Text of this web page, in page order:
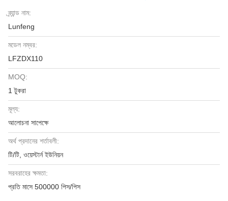
ব্র্যান্ড নাম:
Lunfeng
মডেল নম্বর:
LFZDX110
MOQ:
1 টুকরা
মূল্য:
আলোচনা সাপেক্ষে
অর্থ প্রদানের শর্তাবলী:
টি/টি, ওয়েস্টার্ন ইউনিয়ন
সরবরাহের ক্ষমতা:
প্রতি মাসে 500000 পিস/পিস